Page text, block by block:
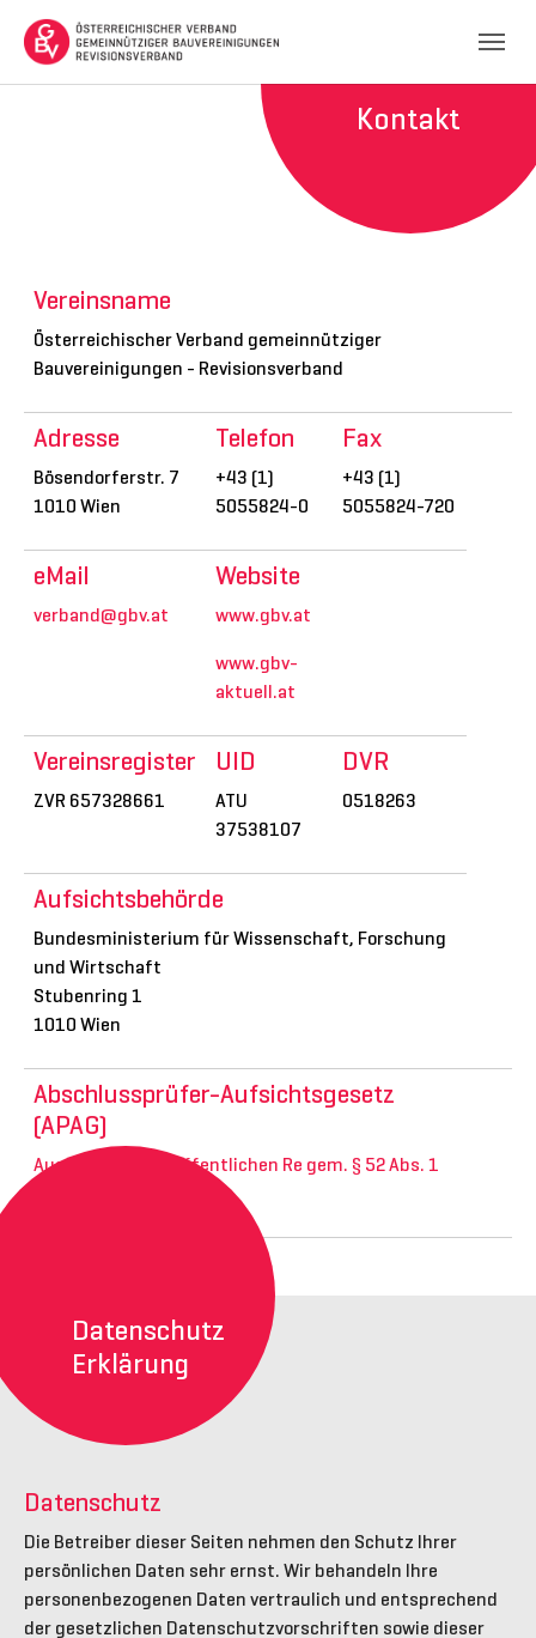
Kontakt
Vereinsname
Österreichischer Verband gemeinnütziger
Bauvereinigungen - Revisionsverband
Adresse
Bösendorferstr. 7
1010 Wien
Telefon
+43 (1)
5055824-0
Fax
+43 (1)
5055824-720
eMail
verband@gbv.at
Website
www.gbv.at
www.gbv-
aktuell.at
Vereinsregister
ZVR 657328661
UID
ATU
37538107
DVR
0518263
Aufsichtsbehörde
Bundesministerium für Wissenschaft, Forschung
und Wirtschaft
Stubenring 1
1010 Wien
Abschlussprüfer-Aufsichtsgesetz
(APAG)
Auszug aus dem öffentlichen Re gem. § 52 Abs. 1
Datenschutz
Erklärung
Datenschutz
Die Betreiber dieser Seiten nehmen den Schutz Ihrer
persönlichen Daten sehr ernst. Wir behandeln Ihre
personenbezogenen Daten vertraulich und entsprechend
der gesetzlichen Datenschutzvorschriften sowie dieser